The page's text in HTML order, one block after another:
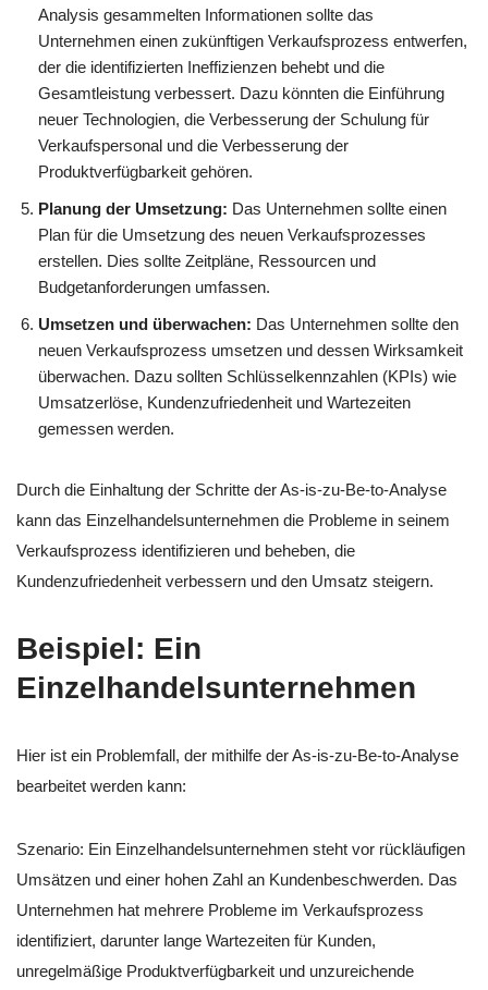
Analysis gesammelten Informationen sollte das
Unternehmen einen zukünftigen Verkaufsprozess entwerfen,
der die identifizierten Ineffizienzen behebt und die
Gesamtleistung verbessert. Dazu könnten die Einführung
neuer Technologien, die Verbesserung der Schulung für
Verkaufspersonal und die Verbesserung der
Produktverfügbarkeit gehören.
Planung der Umsetzung: Das Unternehmen sollte einen
Plan für die Umsetzung des neuen Verkaufsprozesses
erstellen. Dies sollte Zeitpläne, Ressourcen und
Budgetanforderungen umfassen.
Umsetzen und überwachen: Das Unternehmen sollte den
neuen Verkaufsprozess umsetzen und dessen Wirksamkeit
überwachen. Dazu sollten Schlüsselkennzahlen (KPIs) wie
Umsatzerlöse, Kundenzufriedenheit und Wartezeiten
gemessen werden.
Durch die Einhaltung der Schritte der As-is-zu-Be-to-Analyse
kann das Einzelhandelsunternehmen die Probleme in seinem
Verkaufsprozess identifizieren und beheben, die
Kundenzufriedenheit verbessern und den Umsatz steigern.
Beispiel: Ein
Einzelhandelsunternehmen
Hier ist ein Problemfall, der mithilfe der As-is-zu-Be-to-Analyse
bearbeitet werden kann:
Szenario: Ein Einzelhandelsunternehmen steht vor rückläufigen
Umsätzen und einer hohen Zahl an Kundenbeschwerden. Das
Unternehmen hat mehrere Probleme im Verkaufsprozess
identifiziert, darunter lange Wartezeiten für Kunden,
unregelmäßige Produktverfügbarkeit und unzureichende